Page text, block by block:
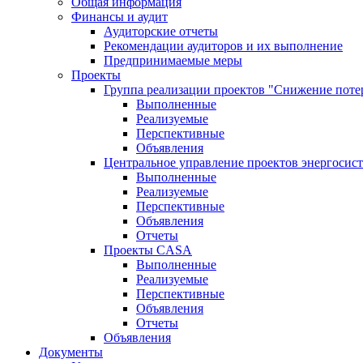
Финансы и аудит
Аудиторские отчеты
Рекомендации аудиторов и их выполнение
Предпринимаемые меры
Проекты
Группа реализации проектов "Снижение
Выполненные
Реализуемые
Перспективные
Объявления
Центральное управление проектов
Выполненные
Реализуемые
Перспективные
Объявления
Отчеты
Проекты CASA
Выполненные
Реализуемые
Перспективные
Объявления
Отчеты
Объявления
Документы